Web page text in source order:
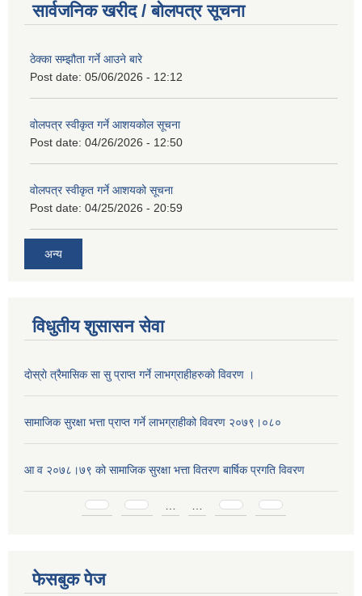
सार्वजनिक खरीद / बोलपत्र सूचना
ठेक्का सम्झौता गर्ने आउने बारे
Post date: 05/06/2026 - 12:12
वोलपत्र स्वीकृत गर्ने आशयकोल सूचना
Post date: 04/26/2026 - 12:50
वोलपत्र स्वीकृत गर्ने आशयको सूचना
Post date: 04/25/2026 - 20:59
अन्य
विधुतीय शुसासन सेवा
दाेस्राे त्रैमासिक सा सु प्राप्त गर्ने लाभग्राहीहरुकाे विवरण ।
सामाजिक सुरक्षा भत्ता प्राप्त गर्ने लाभग्राहीको विवरण २०७९।०८०
आ व २०७८।७९ को सामाजिक सुरक्षा भत्ता वितरण बार्षिक प्रगति विवरण
Pages
फेसबुक पेज